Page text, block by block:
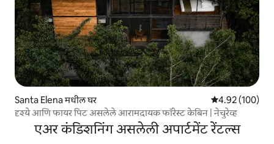
Santa Elena मधील घर 5 पैकी 4.92
4.92 (100)
दृश्ये आणि फायर पिट असलेले आरामदायक फॉरेस्ट केबिन | नेचुरेव्ह
एअर कंडिशनिंग असलेली अपार्टमेंट रेंटल्स